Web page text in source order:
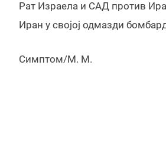
Рат Израела и САД против
Иран у својој одмазди
Симптом/М. М.